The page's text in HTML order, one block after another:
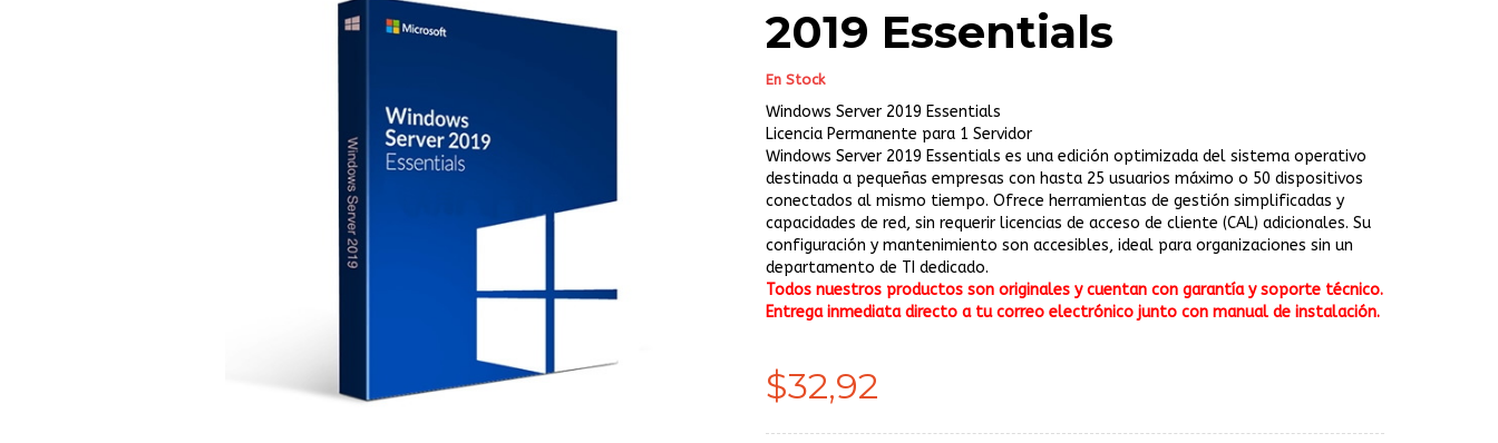
2019 Essentials
En Stock
Windows Server 2019 Essentials
Licencia Permanente para 1 Servidor
Windows Server 2019 Essentials es una edición optimizada del sistema operativo
destinada a pequeñas empresas con hasta 25 usuarios máximo o 50 dispositivos
conectados al mismo tiempo. Ofrece herramientas de gestión simplificadas y
capacidades de red, sin requerir licencias de acceso de cliente (CAL) adicionales. Su
configuración y mantenimiento son accesibles, ideal para organizaciones sin un
departamento de TI dedicado.
Todos nuestros productos son originales y cuentan con garantía y soporte técnico.
Entrega inmediata directo a tu correo electrónico junto con manual de instalación.
$32,92